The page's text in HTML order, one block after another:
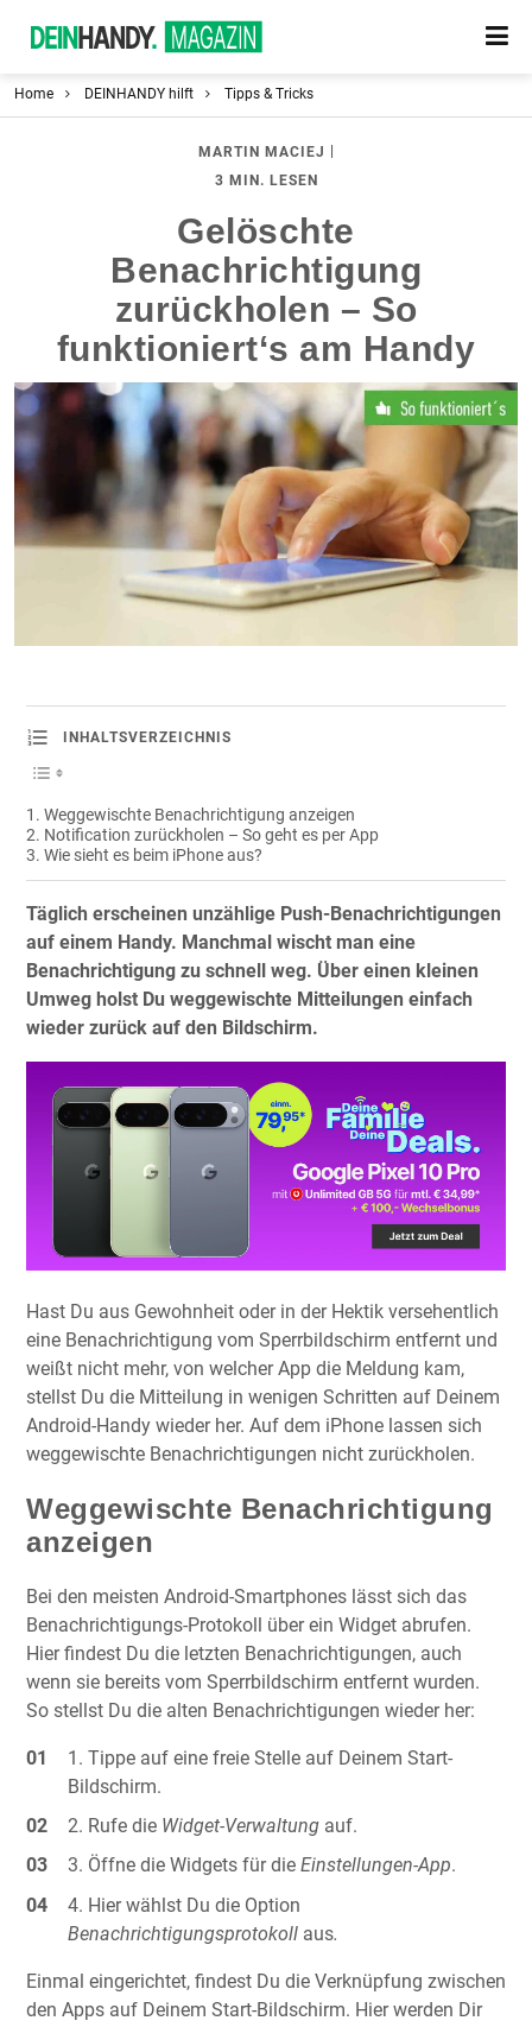
Home DEINHANDY hilft Tipps & Tricks
MARTIN MACIEJ
3 MIN. LESEN
Gelöschte
Benachrichtigung
zurückholen – So
funktioniert‘s am Handy
INHALTSVERZEICHNIS
Weggewischte Benachrichtigung anzeigen
Notification zurückholen – So geht es per App
Wie sieht es beim iPhone aus?
Täglich erscheinen unzählige Push-Benachrichtigungen
auf einem Handy. Manchmal wischt man eine
Benachrichtigung zu schnell weg. Über einen kleinen
Umweg holst Du weggewischte Mitteilungen einfach
wieder zurück auf den Bildschirm.
Hast Du aus Gewohnheit oder in der Hektik versehentlich
eine Benachrichtigung vom Sperrbildschirm entfernt und
weißt nicht mehr, von welcher App die Meldung kam,
stellst Du die Mitteilung in wenigen Schritten auf Deinem
Android-Handy wieder her. Auf dem iPhone lassen sich
weggewischte Benachrichtigungen nicht zurückholen.
Weggewischte Benachrichtigung
anzeigen
Bei den meisten Android-Smartphones lässt sich das
Benachrichtigungs-Protokoll über ein Widget abrufen.
Hier findest Du die letzten Benachrichtigungen, auch
wenn sie bereits vom Sperrbildschirm entfernt wurden.
So stellst Du die alten Benachrichtigungen wieder her:
Tippe auf eine freie Stelle auf Deinem Start-
Bildschirm.
Rufe die Widget-Verwaltung auf.
Öffne die Widgets für dieEinstellungen-App.
Hier wählst Du die Option
Benachrichtigungsprotokoll aus.
Einmal eingerichtet, findest Du die Verknüpfung zwischen
den Apps auf Deinem Start-Bildschirm. Hier werden Dir